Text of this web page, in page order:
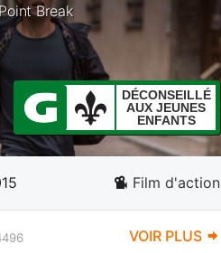
Break
DÉCONSEILLÉ
AUX JEUNES
ENFANTS
Film d'action
VOIR PLUS